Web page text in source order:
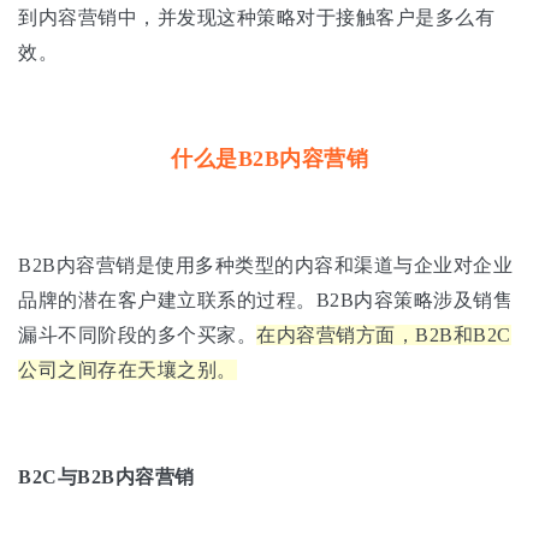
到内容营销中，并发现这种策略对于接触客户是多么有
效。
什么是B2B内容营销
B2B内容营销是使用多种类型的内容和渠道与企业对企业
品牌的潜在客户建立联系的过程。B2B内容策略涉及销售
漏斗不同阶段的多个买家。 在内容营销方面，B2B和B2C
公司之间存在天壤之别。
B2C与B2B内容营销